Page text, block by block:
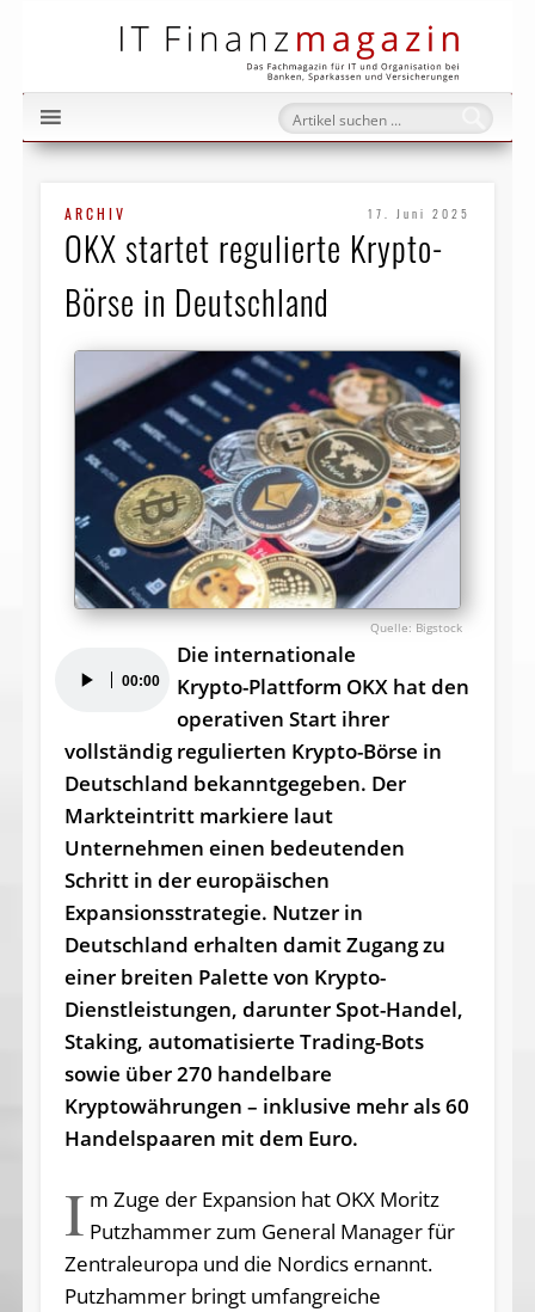
ARCHIV 17. Juni 2025
OKX startet regulierte Krypto-
Börse in Deutschland
Bigstock
Player 00:00
Die internationale
Krypto-Plattform OKX hat den
operativen Start ihrer
vollständig regulierten Krypto-Börse in
Deutschland bekanntgegeben. Der
Markteintritt markiere laut
Unternehmen einen bedeutenden
Schritt in der europäischen
Expansionsstrategie. Nutzer in
Deutschland erhalten damit Zugang zu
einer breiten Palette von Krypto-
Dienstleistungen, darunter Spot-Handel,
Staking, automatisierte Trading-Bots
sowie über 270 handelbare
Kryptowährungen – inklusive mehr als 60
Handelspaaren mit dem Euro.
I m Zuge der Expansion hat OKX Moritz
Putzhammer zum General Manager für
Zentraleuropa und die Nordics ernannt.
Putzhammer bringt umfangreiche